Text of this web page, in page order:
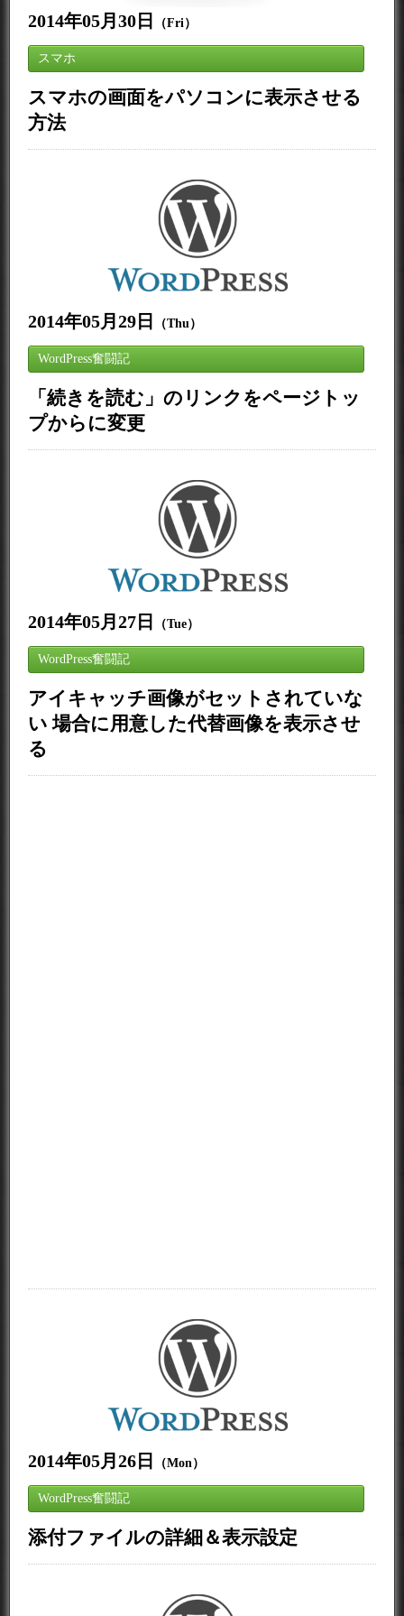
2014年05月30日 （Fri）
スマホ
スマホの画面をパソコンに表示させる
方法
2014年05月29日 （Thu）
WordPress奮闘記
「続きを読む」のリンクをページトッ
プからに変更
2014年05月27日 （Tue）
WordPress奮闘記
アイキャッチ画像がセットされていな
い 場合に用意した代替画像を表示させ
る
2014年05月26日 （Mon）
WordPress奮闘記
添付ファイルの詳細＆表示設定